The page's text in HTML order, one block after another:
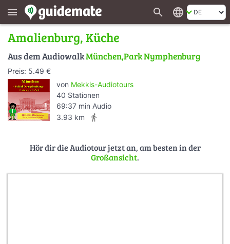
menu search language
Amalienburg, Küche
Aus dem AudiowalkMünchen,Park Nymphenburg
Preis: 5.49 €
von Mekkis-Audiotours
40 Stationen
69:37 min Audio
3.93 km
directions_walk
Hör dir die Audiotour jetzt an, am besten in der
Großansicht.